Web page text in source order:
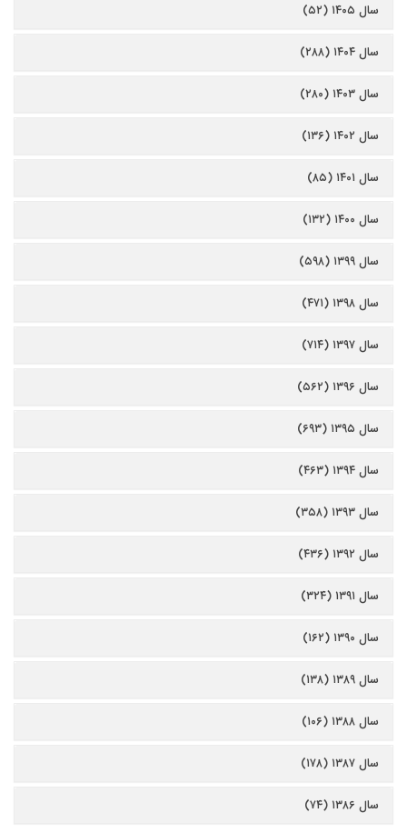
سال ۱۴۰۵ (۵۲)
سال ۱۴۰۴ (۲۸۸)
سال ۱۴۰۳ (۲۸۰)
سال ۱۴۰۲ (۱۳۶)
سال ۱۴۰۱ (۸۵)
سال ۱۴۰۰ (۱۳۲)
سال ۱۳۹۹ (۵۹۸)
سال ۱۳۹۸ (۴۷۱)
سال ۱۳۹۷ (۷۱۴)
سال ۱۳۹۶ (۵۶۲)
سال ۱۳۹۵ (۶۹۳)
سال ۱۳۹۴ (۴۶۳)
سال ۱۳۹۳ (۳۵۸)
سال ۱۳۹۲ (۴۳۶)
سال ۱۳۹۱ (۳۲۴)
سال ۱۳۹۰ (۱۶۲)
سال ۱۳۸۹ (۱۳۸)
سال ۱۳۸۸ (۱۰۶)
سال ۱۳۸۷ (۱۷۸)
سال ۱۳۸۶ (۷۴)